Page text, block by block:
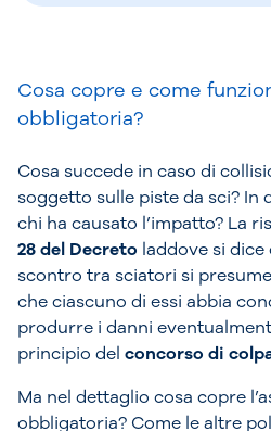
Cosa copre e come
obbligatoria?
Cosa succede in caso di
soggetto sulle piste da sci? In
chi ha causato l’impatto? La
28 del Decreto laddove si dice
scontro tra sciatori si
che ciascuno di essi abbia
produrre i danni
principio del concorso di
Ma nel dettaglio cosa copre
obbligatoria? Come le altre